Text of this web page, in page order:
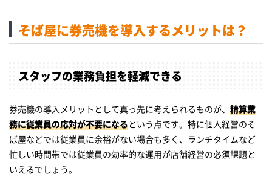
そば屋に券売機を導入するメリットは？
スタッフの業務負担を軽減できる
券売機の導入メリットとして真っ先に考えられるものが、 精算業
務に従業員の応対が不要になるという点です。特に個人経営のそ
ば屋などでは従業員に余裕がない場合も多く、ランチタイムなど
忙しい時間帯では従業員の効率的な運用が店舗経営の必須課題と
いえるでしょう。